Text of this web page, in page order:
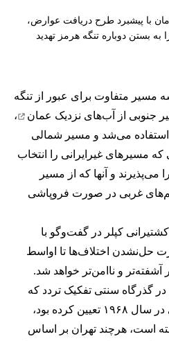
با پیشبرد طرح دریافت عوارض،
به بستن دوباره تنگه هرمز تهدید
مسیر متفاوت برای عبور از تنگه
جنوبی از
آب‌های نزدیک عمان
،
می‌شد و مسیر شمالی
مسیرهای غیرایرانی را انتخاب
و آنها که از مسیر
غربی در صورت فروپاشی
کپلر در گفت‌و‌گو با
حل‌نشدن اختلاف‌ها تا اواسط
و ناامن‌تر خواهد شد.
گذرگاه سنتی تفکیک تردد که
سازمان بین‌المللی دریانوردی در سال ۱۹۶۸ تعیین کرده بود،
است، هرچند تهران بر اساس